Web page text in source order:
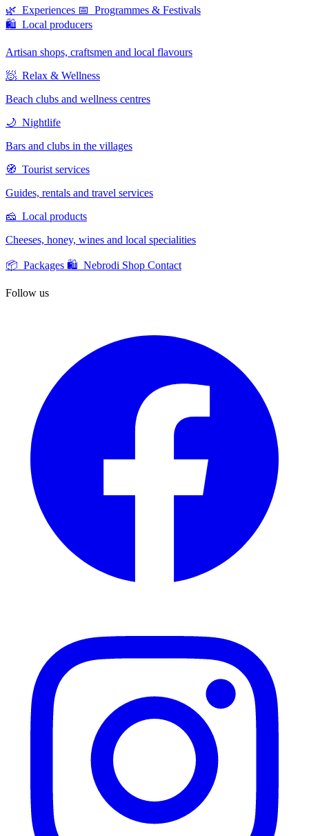
🌿 Experiences 📅 Programmes & Festivals
🛍 Local producers
Artisan shops, craftsmen and local flavours
🧖 Relax & Wellness
Beach clubs and wellness centres
🌙 Nightlife
Bars and clubs in the villages
🧭 Tourist services
Guides, rentals and travel services
🧀 Local products
Cheeses, honey, wines and local specialities
📦 Packages 🛍️ Nebrodi Shop Contact
Follow us